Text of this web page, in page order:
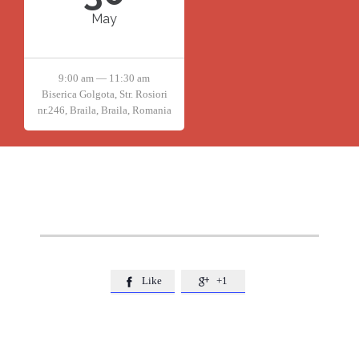
May
9:00 am — 11:30 am
Biserica Golgota, Str. Rosiori
nr.246, Braila, Braila, Romania
 Like  +1